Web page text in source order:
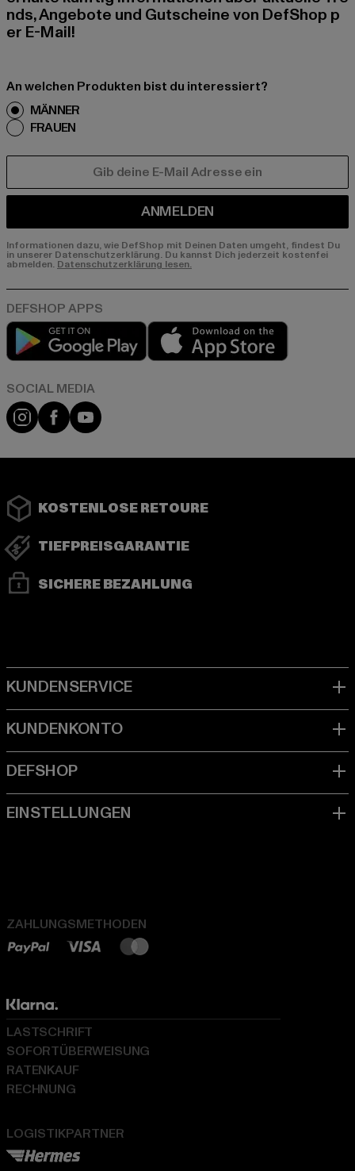
nds, Angebote und Gutscheine von DefShop p
er E-Mail!
An welchen Produkten bist du interessiert?
MÄNNER
FRAUEN
ANMELDEN
Informationen dazu, wie DefShop mit Deinen Daten umgeht, findest Du
in unserer Datenschutzerklärung. Du kannst Dich jederzeit kostenfei
abmelden. Datenschutzerklärung lesen.
Play market
Instagram
FacebookYouTube
KOSTENLOSE RETOURE
TIEFPREISGARANTIE
SICHERE BEZAHLUNG
ZAHLUNGSMETHODEN
LOGISTIKPARTNER
LASTSCHRIFT
SOFORTÜBERWEISUNG
RATENKAUF
RECHNUNG